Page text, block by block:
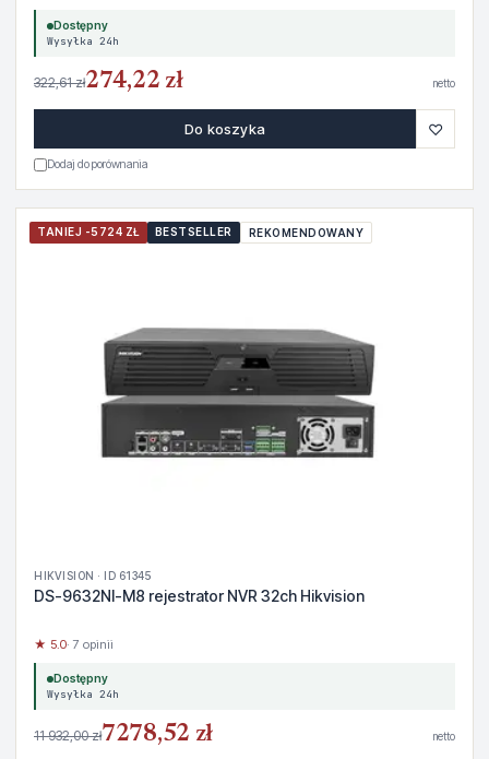
Dostępny
Wysyłka 24h
322,61 zł274,22 zł netto
Do koszyka ♡
Dodaj do porównania
TANIEJ -5724 ZŁ BESTSELLER REKOMENDOWANY
HIKVISION · ID 61345
DS-9632NI-M8 rejestrator NVR 32ch Hikvision
★ 5.0· 7 opinii
Dostępny
Wysyłka 24h
11 932,00 zł7278,52 zł netto